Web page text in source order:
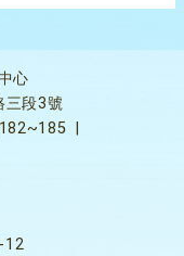
心
三段3號
12